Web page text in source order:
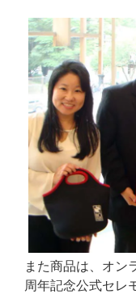
また商品は、オン
周年記念公式セレ